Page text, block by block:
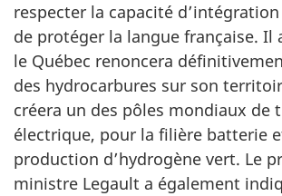
respecter la capacité
de protéger la langue française. Il
le Québec renoncera
des hydrocarbures sur son
créera un des pôles mondiaux de
électrique, pour la filière batterie
production d’hydrogène vert. Le
ministre Legault a également